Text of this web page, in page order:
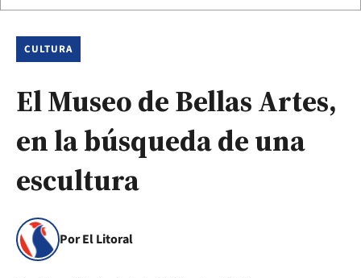
CULTURA
El Museo de Bellas Artes,
en la búsqueda de una
escultura
Por El Litoral